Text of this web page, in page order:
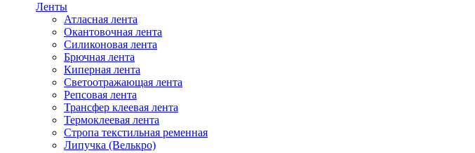
Ленты
Атласная лента
Окантовочная лента
Силиконовая лента
Брючная лента
Киперная лента
Светоотражающая лента
Репсовая лента
Трансфер клеевая лента
Термоклеевая лента
Стропа текстильная ременная
Липучка (Велькро)